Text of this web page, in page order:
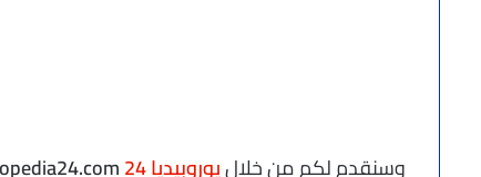
وسنقدم لكم من خلاليوروبيديا 24